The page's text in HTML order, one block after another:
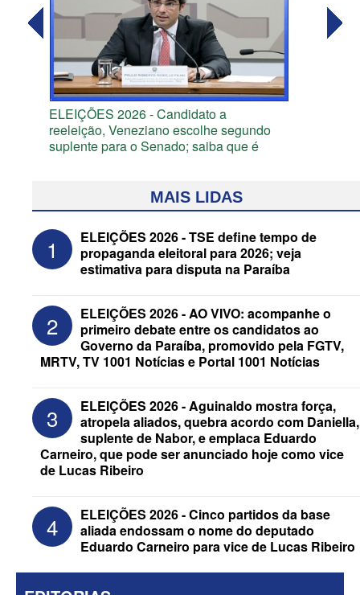
ELEIÇÕES 2026 - Candidato a
reeleição, Veneziano escolhe segundo
suplente para o Senado; saiba que é
confira candidatos ao Governo e ao
Senado da Paraíba
MAIS LIDAS
1
ELEIÇÕES 2026 - TSE define tempo de
propaganda eleitoral para 2026; veja
estimativa para disputa na Paraíba
2
ELEIÇÕES 2026 - AO VIVO: acompanhe o
primeiro debate entre os candidatos ao
Governo da Paraíba, promovido pela FGTV,
MRTV, TV 1001 Notícias e Portal 1001 Notícias
3
ELEIÇÕES 2026 - Aguinaldo mostra força,
atropela aliados, quebra acordo com Daniella,
suplente de Nabor, e emplaca Eduardo
Carneiro, que pode ser anunciado hoje como vice
de Lucas Ribeiro
4
ELEIÇÕES 2026 - Cinco partidos da base
aliada endossam o nome do deputado
Eduardo Carneiro para vice de Lucas Ribeiro